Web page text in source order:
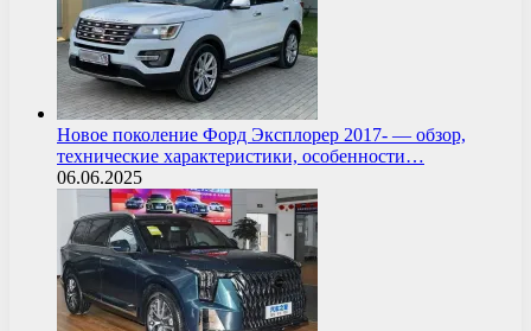
Новое поколение Форд Эксплорер 2017- — обзор,
технические характеристики, особенности…
06.06.2025